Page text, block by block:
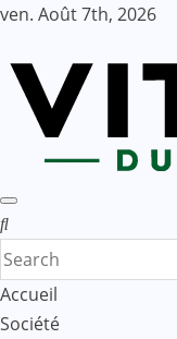
Skip
content
ven. Août 7th, 2026
Accueil
Société